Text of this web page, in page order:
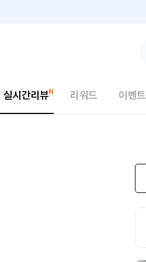
실시간리뷰 리워드 이벤트